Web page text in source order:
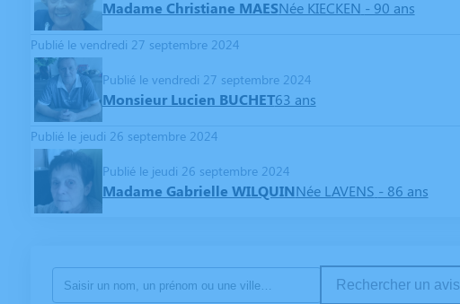
Madame Christiane MAESNée KIECKEN - 90 ans
Publié le vendredi 27 septembre 2024
Publié le vendredi 27 septembre 2024
Monsieur Lucien BUCHET63 ans
Publié le jeudi 26 septembre 2024
Publié le jeudi 26 septembre 2024
Madame Gabrielle WILQUINNée LAVENS - 86 ans
Rechercher un avis